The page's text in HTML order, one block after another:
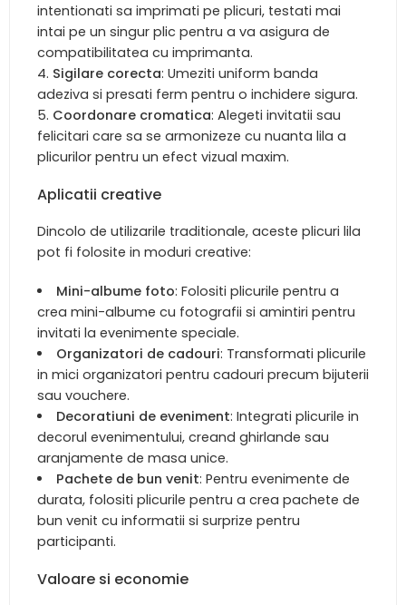
intentionati sa imprimati pe plicuri, testati mai
intai pe un singur plic pentru a va asigura de
compatibilitatea cu imprimanta.
Sigilare corecta: Umeziti uniform banda
adeziva si presati ferm pentru o inchidere sigura.
Coordonare cromatica: Alegeti invitatii sau
felicitari care sa se armonizeze cu nuanta lila a
plicurilor pentru un efect vizual maxim.
Aplicatii creative
Dincolo de utilizarile traditionale, aceste plicuri lila
pot fi folosite in moduri creative:
Mini-albume foto: Folositi plicurile pentru a
crea mini-albume cu fotografii si amintiri pentru
invitati la evenimente speciale.
Organizatori de cadouri: Transformati plicurile
in mici organizatori pentru cadouri precum bijuterii
sau vouchere.
Decoratiuni de eveniment: Integrati plicurile in
decorul evenimentului, creand ghirlande sau
aranjamente de masa unice.
Pachete de bun venit: Pentru evenimente de
durata, folositi plicurile pentru a crea pachete de
bun venit cu informatii si surprize pentru
participanti.
Valoare si economie